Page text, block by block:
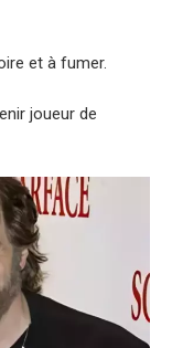
et à fumer.
joueur de